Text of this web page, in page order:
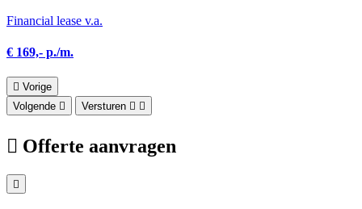
Financial lease v.a.
€ 169,- p./m.
Vorige
Volgende
Versturen
Offerte aanvragen